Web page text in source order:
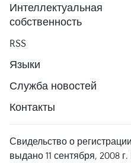
Интеллектуальная
собственность
RSS
Языки
Служба новостей
Контакты
Свидельство о
выдано 11 сентября, 2008